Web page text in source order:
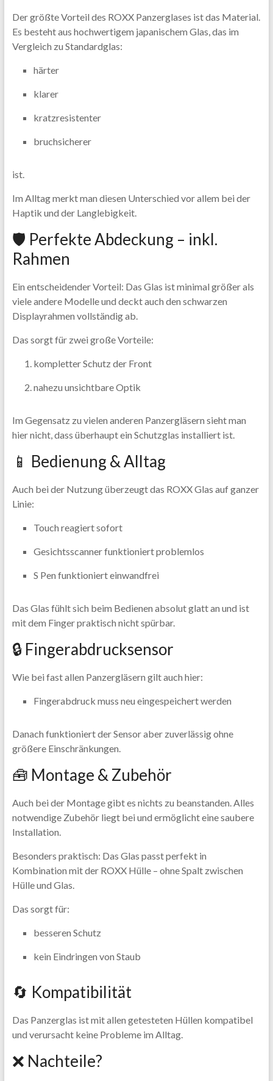
Der größte Vorteil des ROXX Panzerglases ist das Material.
Es besteht aus hochwertigem japanischem Glas, das im
Vergleich zu Standardglas:
härter
klarer
kratzresistenter
bruchsicherer
ist.
Im Alltag merkt man diesen Unterschied vor allem bei der
Haptik und der Langlebigkeit.
🛡️ Perfekte Abdeckung – inkl.
Rahmen
Ein entscheidender Vorteil: Das Glas ist minimal größer als
viele andere Modelle und deckt auch den schwarzen
Displayrahmen vollständig ab.
Das sorgt für zwei große Vorteile:
kompletter Schutz der Front
nahezu unsichtbare Optik
Im Gegensatz zu vielen anderen Panzergläsern sieht man
hier nicht, dass überhaupt ein Schutzglas installiert ist.
📱 Bedienung & Alltag
Auch bei der Nutzung überzeugt das ROXX Glas auf ganzer
Linie:
Touch reagiert sofort
Gesichtsscanner funktioniert problemlos
S Pen funktioniert einwandfrei
Das Glas fühlt sich beim Bedienen absolut glatt an und ist
mit dem Finger praktisch nicht spürbar.
🔒 Fingerabdrucksensor
Wie bei fast allen Panzergläsern gilt auch hier:
Fingerabdruck muss neu eingespeichert werden
Danach funktioniert der Sensor aber zuverlässig ohne
größere Einschränkungen.
🧰 Montage & Zubehör
Auch bei der Montage gibt es nichts zu beanstanden. Alles
notwendige Zubehör liegt bei und ermöglicht eine saubere
Installation.
Besonders praktisch: Das Glas passt perfekt in
Kombination mit der ROXX Hülle – ohne Spalt zwischen
Hülle und Glas.
Das sorgt für:
besseren Schutz
kein Eindringen von Staub
🔄 Kompatibilität
Das Panzerglas ist mit allen getesteten Hüllen kompatibel
und verursacht keine Probleme im Alltag.
❌ Nachteile?